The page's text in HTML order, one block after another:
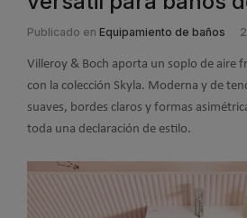
Publicado en Equipamiento de baños
Villeroy & Boch aporta un soplo de aire
con la colección Skyla. Moderna y de
suaves, bordes claros y formas
toda una declaración de estilo.